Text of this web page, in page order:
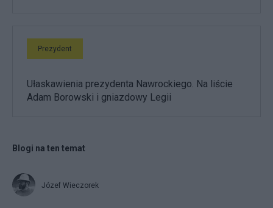
Prezydent
Ułaskawienia prezydenta Nawrockiego. Na liście
Adam Borowski i gniazdowy Legii
Blogi na ten temat
Józef Wieczorek